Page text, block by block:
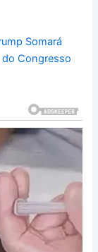
Somará
do Congresso